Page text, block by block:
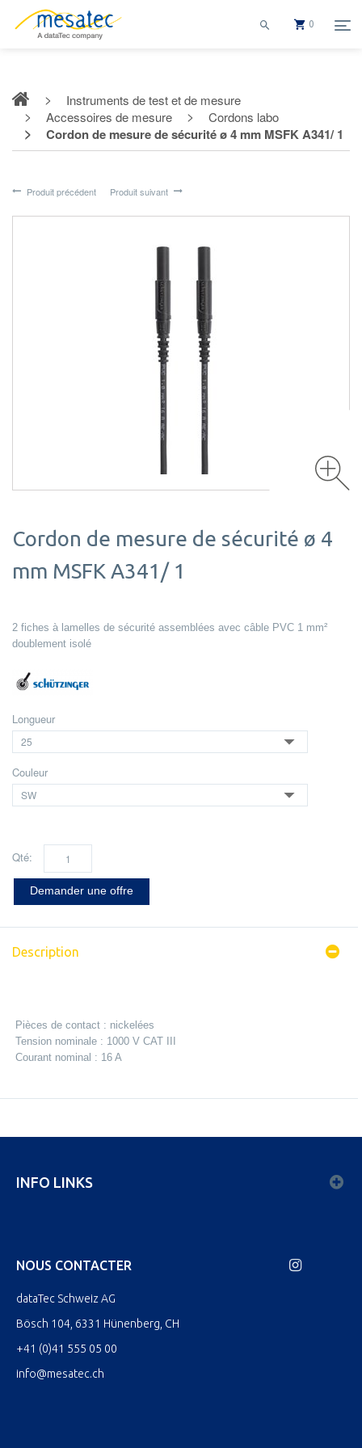
0
Instruments de test et de mesure
Accessoires de mesure
Cordons labo
Cordon de mesure de sécurité ø 4 mm MSFK A341/ 1
Produit précédent Produit suivant
Cordon de mesure de sécurité ø 4
mm MSFK A341/ 1
2 fiches à lamelles de sécurité assemblées avec câble PVC 1 mm²
doublement isolé
Longueur
Couleur
Qté:
Demander une offre
Description
Pièces de contact : nickelées
Tension nominale : 1000 V CAT III
Courant nominal : 16 A
INFO LINKS
NOUS CONTACTER
dataTec Schweiz AG
Bösch 104, 6331 Hünenberg, CH
+41 (0)41 555 05 00
info@mesatec.ch